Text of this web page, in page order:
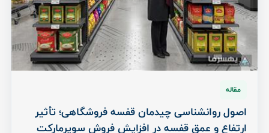
مقاله
اصول روانشناسی چیدمان قفسه فروشگاهی؛ تأثیر
ارتفاع و عمق قفسه در افزایش فروش سوپرمارکت